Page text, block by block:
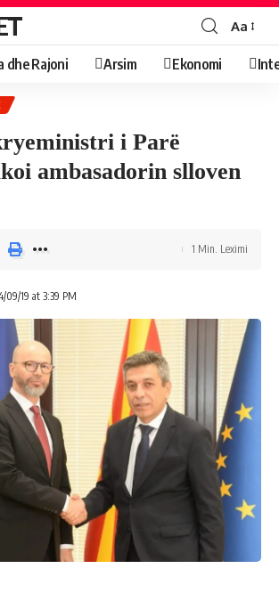
Aa
dhe Rajoni Arsim Ekonomi
i Parë
ambasadorin slloven
09/19 at 3:39 PM
1 Min. Leximi